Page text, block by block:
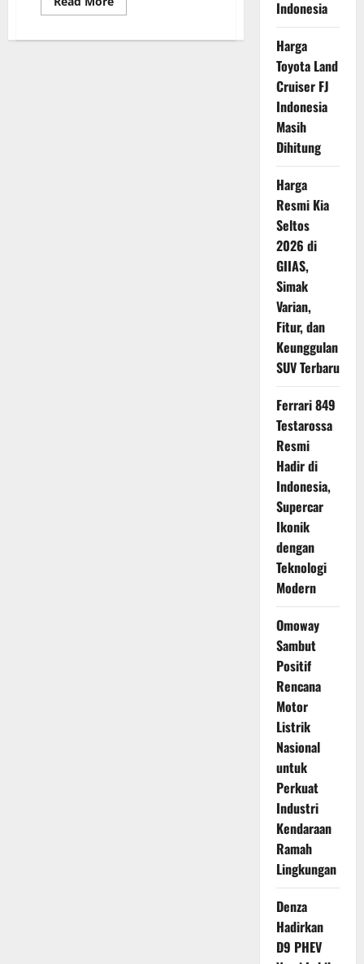
more
Landy
Indonesia
Harga
Toyota Land
Cruiser FJ
Indonesia
Masih
Dihitung
Harga
Resmi Kia
Seltos
2026 di
GIIAS,
Simak
Varian,
Fitur, dan
Keunggulan
SUV Terbaru
Ferrari 849
Testarossa
Resmi
Hadir di
Indonesia,
Supercar
Ikonik
dengan
Teknologi
Modern
Omoway
Sambut
Positif
Rencana
Motor
Listrik
Nasional
untuk
Perkuat
Industri
Kendaraan
Ramah
Lingkungan
Denza
Hadirkan
D9 PHEV